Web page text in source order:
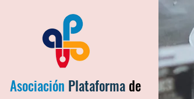
Asociación Plataforma de